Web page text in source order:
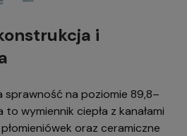
i
sprawność na poziomie 89,8–
wymiennik ciepła z kanałami
oraz ceramiczne